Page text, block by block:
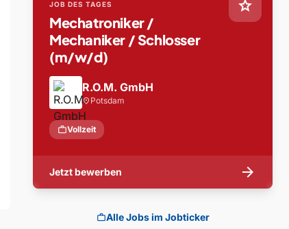
star
JOB DES TAGES
Mechatroniker /
Mechaniker / Schlosser
(m/w/d)
R.O.M. GmbH
location_on Potsdam
workVollzeit
Jetzt bewerben arrow_forward
workAlle Jobs im Jobticker